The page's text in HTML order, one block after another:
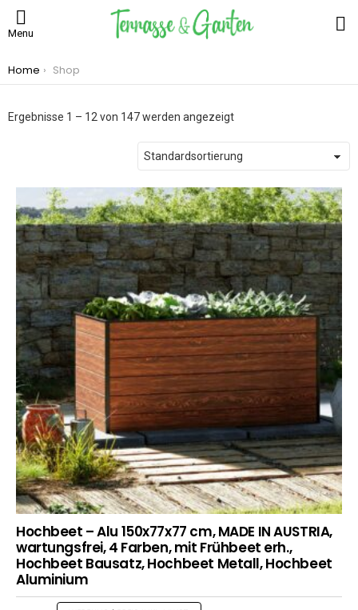
Menu
You are here:
Home Shop
Ergebnisse 1 – 12 von 147 werden angezeigt
Hochbeet – Alu 150x77x77 cm, MADE IN AUSTRIA,
wartungsfrei, 4 Farben, mit Frühbeet erh.,
Hochbeet Bausatz, Hochbeet Metall, Hochbeet
Aluminium